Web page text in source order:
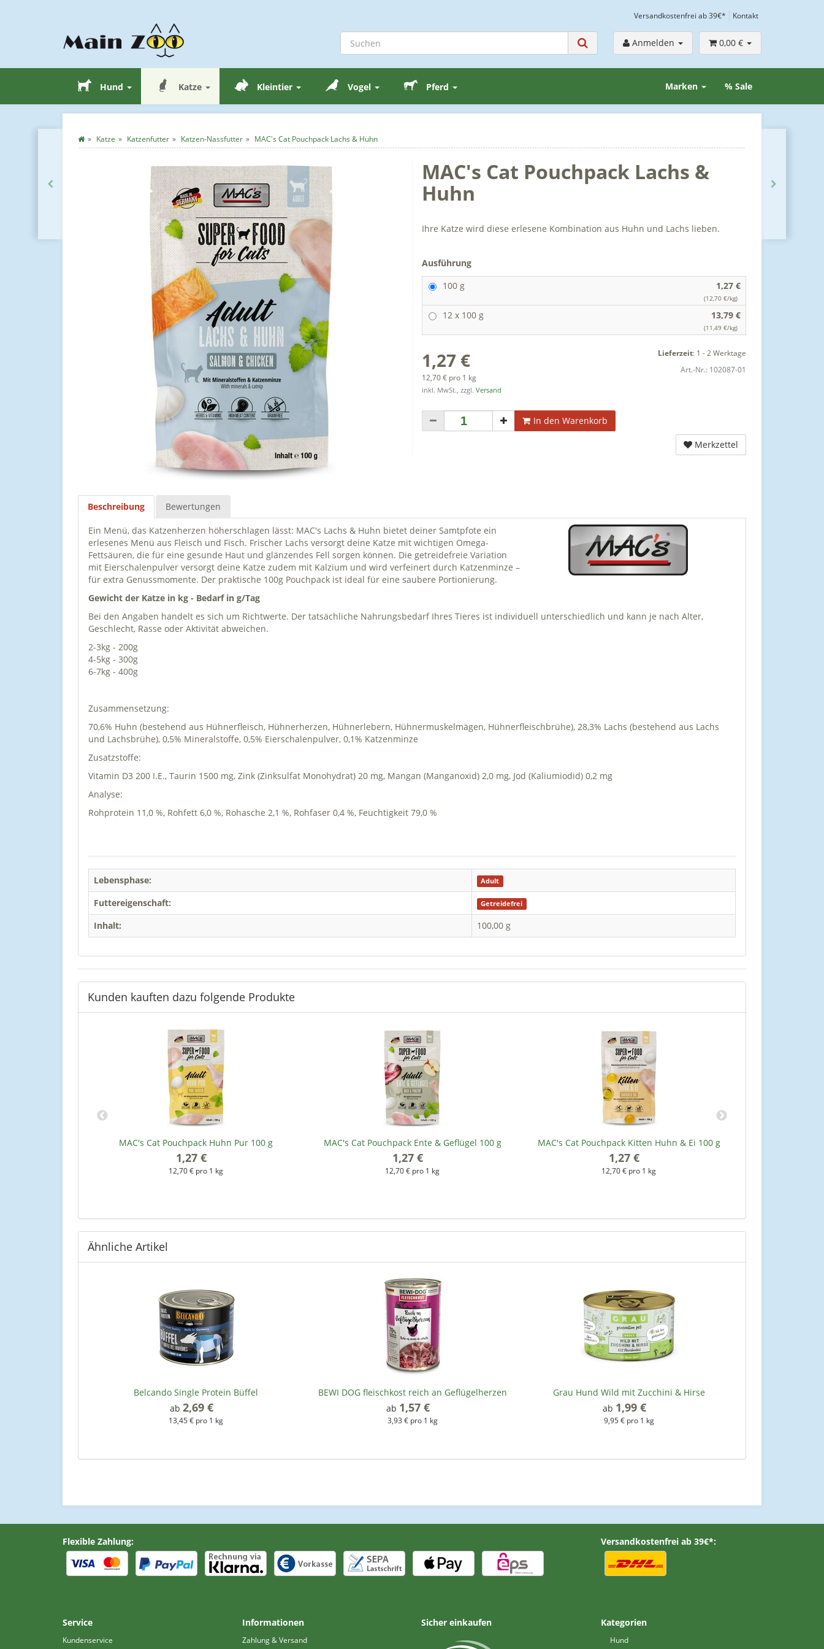
Versandkostenfrei ab 39€* Kontakt
Anmelden 0,00 €
Hund Katze Kleintier Vogel Pferd % Sale
Marken
Katze Katzenfutter Katzen-Nassfutter MAC's Cat Pouchpack Lachs & Huhn
MAC's Cat Pouchpack Lachs &
Huhn
Ihre Katze wird diese erlesene Kombination aus Huhn und Lachs lieben.
Ausführung
100 g
1,27 €
(12,70 €/kg)
12 x 100 g 13,79 €
(11,49 €/kg)
1,27 €
12,70 € pro 1 kg
inkl. MwSt., zzgl. Versand
Lieferzeit: 1 - 2 Werktage
Art.-Nr.: 102087-01
In den Warenkorb
Merkzettel
Beschreibung Bewertungen
Ein Menü, das Katzenherzen höherschlagen lässt: MAC's Lachs & Huhn bietet deiner Samtpfote ein
erlesenes Menü aus Fleisch und Fisch. Frischer Lachs versorgt deine Katze mit wichtigen Omega-
Fettsäuren, die für eine gesunde Haut und glänzendes Fell sorgen können. Die getreidefreie Variation
mit Eierschalenpulver versorgt deine Katze zudem mit Kalzium und wird verfeinert durch Katzenminze –
für extra Genussmomente. Der praktische 100g Pouchpack ist ideal für eine saubere Portionierung.
Gewicht der Katze in kg - Bedarf in g/Tag
Bei den Angaben handelt es sich um Richtwerte. Der tatsächliche Nahrungsbedarf Ihres Tieres ist individuell unterschiedlich und kann je nach Alter,
Geschlecht, Rasse oder Aktivität abweichen.
2-3kg - 200g
4-5kg - 300g
6-7kg - 400g
Zusammensetzung:
70,6% Huhn (bestehend aus Hühnerfleisch, Hühnerherzen, Hühnerlebern, Hühnermuskelmägen, Hühnerfleischbrühe), 28,3% Lachs (bestehend aus Lachs
und Lachsbrühe), 0,5% Mineralstoffe, 0,5% Eierschalenpulver, 0,1% Katzenminze
Zusatzstoffe:
Vitamin D3 200 I.E., Taurin 1500 mg, Zink (Zinksulfat Monohydrat) 20 mg, Mangan (Manganoxid) 2,0 mg, Jod (Kaliumiodid) 0,2 mg
Analyse:
Rohprotein 11,0 %, Rohfett 6,0 %, Rohasche 2,1 %, Rohfaser 0,4 %, Feuchtigkeit 79,0 %
Lebensphase: Adult
Futtereigenschaft: Getreidefrei
Inhalt: 100,00 g
Kunden kauften dazu folgende Produkte
MAC's Cat Pouchpack Huhn Pur 100 g
1,27 €
12,70 € pro 1 kg
MAC's Cat Pouchpack Ente & Geflügel 100 g
1,27 €
12,70 € pro 1 kg
MAC's Cat Pouchpack Kitten Huhn & Ei 100 g
1,27 €
12,70 € pro 1 kg
Ähnliche Artikel
Belcando Single Protein Büffel
ab 2,69 €
13,45 € pro 1 kg
BEWI DOG fleischkost reich an Geflügelherzen
ab 1,57 €
3,93 € pro 1 kg
Grau Hund Wild mit Zucchini & Hirse
ab 1,99 €
9,95 € pro 1 kg
Flexible Zahlung: Versandkostenfrei ab 39€*:
Service
Kundenservice
Informationen
Zahlung & Versand
Sicher einkaufen Kategorien
Hund